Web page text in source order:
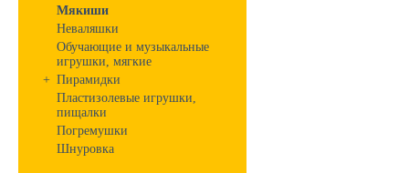
Мякиши
Неваляшки
Обучающие и музыкальные
игрушки, мягкие
+ Пирамидки
Пластизолевые игрушки,
пищалки
Погремушки
Шнуровка